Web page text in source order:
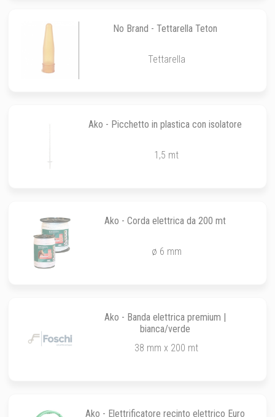
No Brand - Tettarella Teton
Tettarella
Ako - Picchetto in plastica con isolatore
1,5 mt
Ako - Corda elettrica da 200 mt
ø 6 mm
Ako - Banda elettrica premium |
bianca/verde
38 mm x 200 mt
Ako - Elettrificatore recinto elettrico Euro